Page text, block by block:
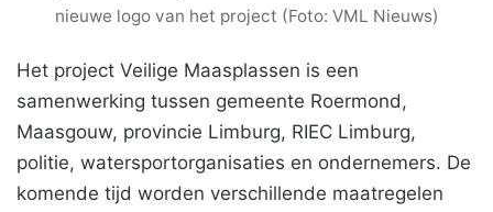
nieuwe logo van het project (Foto: VML Nieuws)
Het project Veilige Maasplassen is een
samenwerking tussen gemeente Roermond,
Maasgouw, provincie Limburg, RIEC Limburg,
politie, watersportorganisaties en ondernemers. De
komende tijd worden verschillende maatregelen